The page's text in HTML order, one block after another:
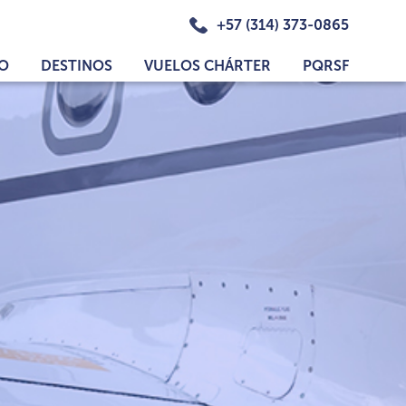
+57 (314) 373-0865
DESTINOS VUELOS CHÁRTER PQRSF